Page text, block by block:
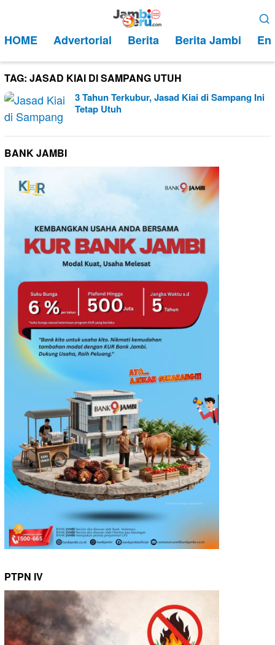
kontenMobile
HOME Advertorial Berita Berita Jambi
TAG: JASAD KIAI DI SAMPANG UTUH
3 Tahun Terkubur, Jasad Kiai di Sampang Ini
Tetap Utuh
BANK JAMBI
PTPN IV